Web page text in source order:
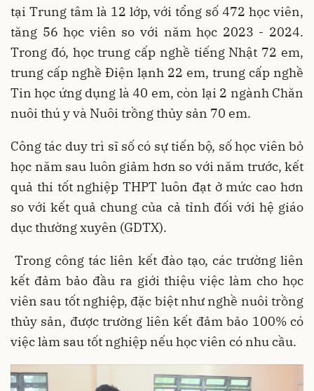
tại Trung tâm là 12 lớp, với tổng số 472 học viên,
tăng 56 học viên so với năm học 2023 - 2024.
Trong đó, học trung cấp nghề tiếng Nhật 72 em,
trung cấp nghề Điện lạnh 22 em, trung cấp nghề
Tin học ứng dụng là 40 em, còn lại 2 ngành Chăn
nuôi thú y và Nuôi trồng thủy sản 70 em.
Công tác duy trì sĩ số có sự tiến bộ, số học viên bỏ
học năm sau luôn giảm hơn so với năm trước, kết
quả thi tốt nghiệp THPT luôn đạt ở mức cao hơn
so với kết quả chung của cả tỉnh đối với hệ giáo
dục thường xuyên (GDTX).
Trong công tác liên kết đào tạo, các trường liên
kết đảm bảo đầu ra giới thiệu việc làm cho học
viên sau tốt nghiệp, đặc biệt như nghề nuôi trồng
thủy sản, được trường liên kết đảm bảo 100% có
việc làm sau tốt nghiệp nếu học viên có nhu cầu.